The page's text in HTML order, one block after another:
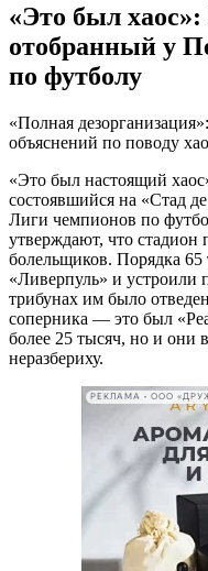
«Это был
отобранный у
по футболу
«Полная
объяснений по поводу
«Это был настоящий
состоявшийся на «Стад
Лиги чемпионов по
утверждают, что стадион
болельщиков. Порядка
«Ливерпуль» и устроили
трибунах им было
соперника — это был
более 25 тысяч, но и они
неразбериху.
РЕКЛАМА • ООО